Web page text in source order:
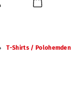
T-Shirts / Polohemden